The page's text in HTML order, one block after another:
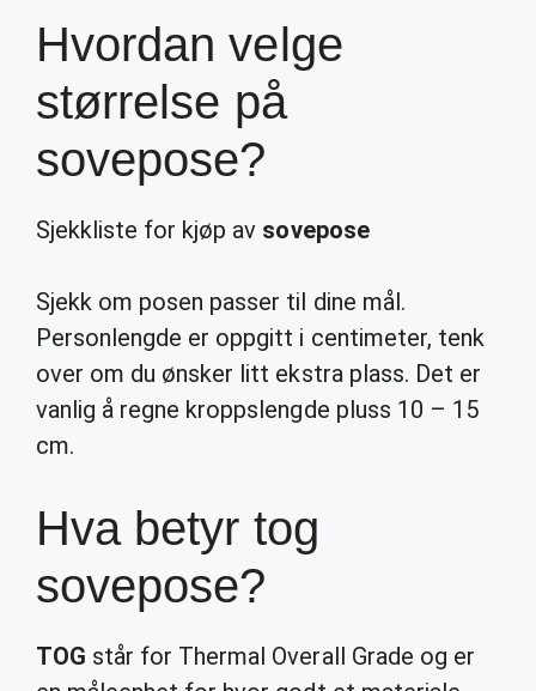
Hvordan velge
størrelse på
sovepose?
Sjekkliste for kjøp av sovepose
Sjekk om posen passer til dine mål.
Personlengde er oppgitt i centimeter, tenk
over om du ønsker litt ekstra plass. Det er
vanlig å regne kroppslengde pluss 10 – 15
cm.
Hva betyr tog
sovepose?
TOG står for Thermal Overall Grade og er